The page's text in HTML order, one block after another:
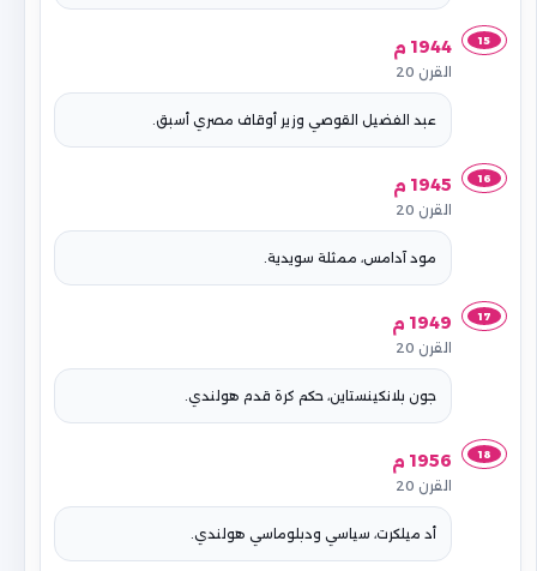
15 1944 م
القرن 20
عبد الفضيل القوصي وزير أوقاف مصري أسبق.
16 1945 م
القرن 20
مود آدامس، ممثلة سويدية.
17 1949 م
القرن 20
جون بلانكينستاين، حكم كرة قدم هولندي.
18 1956 م
القرن 20
أد ميلكرت، سياسي ودبلوماسي هولندي.